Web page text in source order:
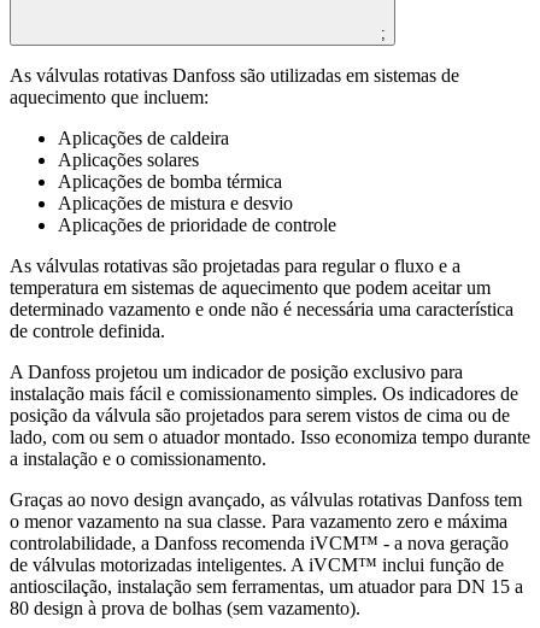
;
As válvulas rotativas Danfoss são utilizadas em sistemas de
aquecimento que incluem:
Aplicações de caldeira
Aplicações solares
Aplicações de bomba térmica
Aplicações de mistura e desvio
Aplicações de prioridade de controle
As válvulas rotativas são projetadas para regular o fluxo e a
temperatura em sistemas de aquecimento que podem aceitar um
determinado vazamento e onde não é necessária uma característica
de controle definida.
A Danfoss projetou um indicador de posição exclusivo para
instalação mais fácil e comissionamento simples. Os indicadores de
posição da válvula são projetados para serem vistos de cima ou de
lado, com ou sem o atuador montado. Isso economiza tempo durante
a instalação e o comissionamento.
Graças ao novo design avançado, as válvulas rotativas Danfoss tem
o menor vazamento na sua classe. Para vazamento zero e máxima
controlabilidade, a Danfoss recomenda iVCM™ - a nova geração
de válvulas motorizadas inteligentes. A iVCM™ inclui função de
antioscilação, instalação sem ferramentas, um atuador para DN 15 a
80 design à prova de bolhas (sem vazamento).